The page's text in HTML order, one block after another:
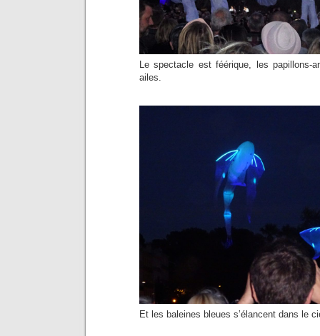
Le spectacle est féérique, les papillons-
ailes.
Et les baleines bleues s’élancent dans le